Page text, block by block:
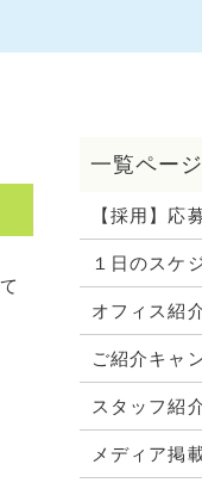
【採用】応
１日のスケ
オフィス紹
ご紹介キャ
スタッフ紹
メディア掲